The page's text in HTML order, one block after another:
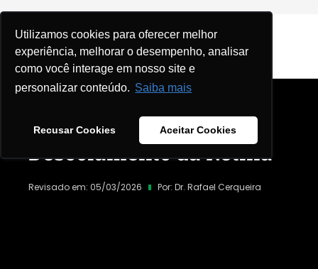
Utilizamos cookies para oferecer melhor
experiência, melhorar o desempenho, analisar
como você interage em nosso site e
personalizar conteúdo. Saiba mais
Recusar Cookies Aceitar Cookies
Descolamento da Retina
Revisado em: 05/03/2026 Por: Dr. Rafael Cerqueira